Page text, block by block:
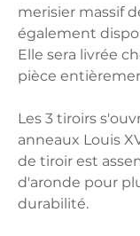
merisier massif
également
Elle sera livrée
pièce
Les 3 tiroirs
anneaux Louis
de tiroir est
d'aronde pour
durabilité.